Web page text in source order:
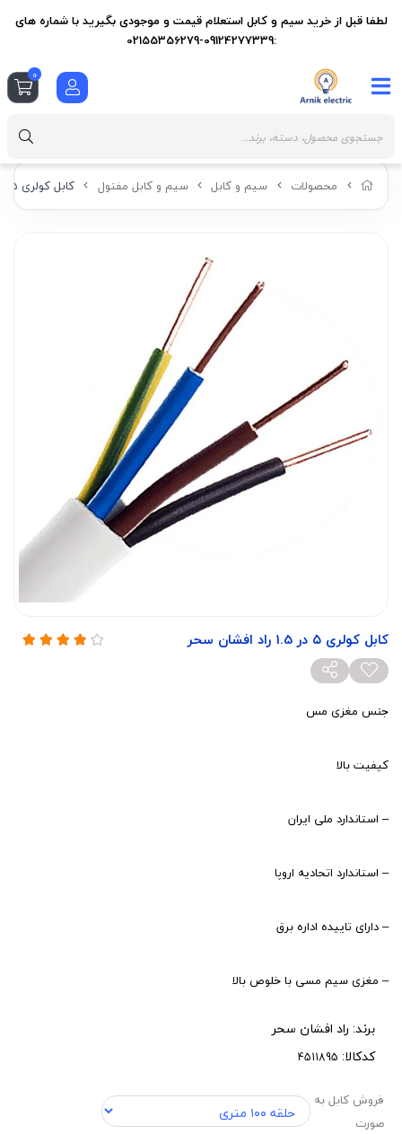
محصولات سیم و کابل سیم و کابل مفتول کابل کولری ۵ در 1.5 راد افشان سحر
کابل کولری ۵ در 1.5 راد افشان سحر
جنس مغزی مس
کیفیت بالا
– استاندارد ملی ایران
– استاندارد اتحادیه اروپا
– دارای تاییده اداره برق
– مغزی سیم مسی با خلوص بالا
برند: راد افشان سحر
کدکالا:
فروش کابل به
صورت
لطفا قبل از خرید سیم و کابل استعلام قیمت و موجودی بگیرید با شماره های
:09124277339-02155356279
0